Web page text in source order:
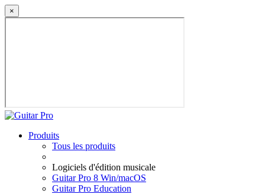
×
Produits
Tous les produits
Logiciels d'édition musicale
Guitar Pro 8 Win/macOS
Guitar Pro Education